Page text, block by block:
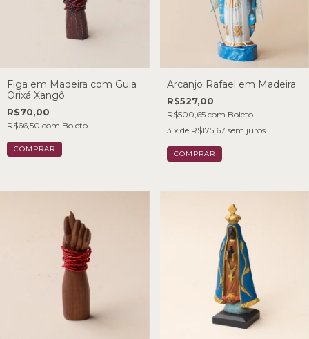
Figa em Madeira com Guia
Orixá Xangô
R$70,00
R$66,50 com Boleto
Arcanjo Rafael em Madeira
R$527,00
R$500,65 com Boleto
3 x de R$175,67 sem juros